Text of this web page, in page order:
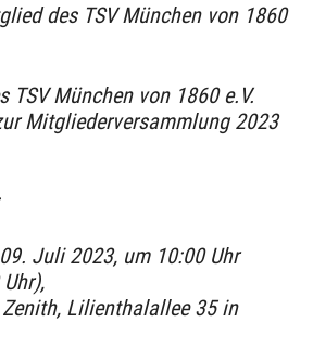
des TSV München von 1860
TSV München von 1860 e.V.
Mitgliederversammlung 2023
Juli 2023, um 10:00 Uhr
Lilienthalallee 35 in